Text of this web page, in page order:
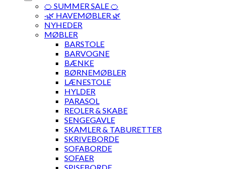
🍊 SUMMER SALE 🍊
·🌿 HAVEMØBLER 🌿
NYHEDER
MØBLER
BARSTOLE
BARVOGNE
BÆNKE
BØRNEMØBLER
LÆNESTOLE
HYLDER
PARASOL
REOLER & SKABE
SENGEGAVLE
SKAMLER & TABURETTER
SKRIVEBORDE
SOFABORDE
SOFAER